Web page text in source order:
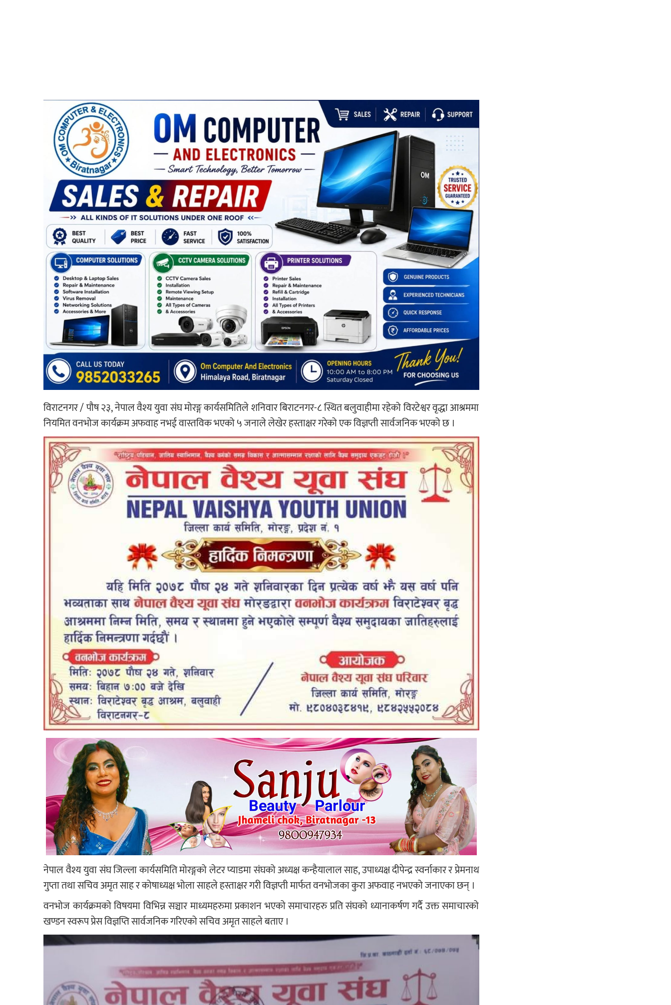
विराटनगर / पौष २३, नेपाल वैश्य युवा संघ मोरङ्ग कार्यसमितिले शनिवार बिराटनगर-८ स्थित बलुवाहीमा रहेको विरटेश्वर वृद्धा आश्रममा
नियमित वनभोज कार्यक्रम अफवाह नभई वास्तविक भएको ५ जनाले लेखेर हस्ताक्षर गरेको एक विज्ञप्ती सार्वजनिक भएको छ ।
नेपाल वैश्य युवा संघ जिल्ला कार्यसमिति मोरङ्गको लेटर प्याडमा संघको अध्यक्ष कन्हैयालाल साह, उपाध्यक्ष दीपेन्द्र स्वर्नाकार र प्रेमनाथ
गुप्ता तथा सचिव अमृत साह र कोषाध्यक्ष भोला साहले हस्ताक्षर गरी विज्ञप्ती मार्फत वनभोजका कुरा अफवाह नभएको जनाएका छन् ।
वनभोज कार्यक्रमको विषयमा विभिन्न सञ्चार माध्यमहरुमा प्रकाशन भएको समाचारहरु प्रति संघको ध्यानाकर्षण गर्दै उक्त समाचारको
खण्डन स्वरूप प्रेस विज्ञप्ति सार्वजनिक गरिएको सचिव अमृत साहले बताए ।